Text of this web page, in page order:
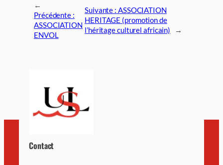
←
Précédente :
ASSOCIATION
ENVOL
Suivante : ASSOCIATION
HERITAGE (promotion de
l’héritage culturel africain)
→
Contact